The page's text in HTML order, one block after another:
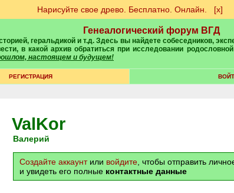
Нарисуйте свое древо. Бесплатно. Онлайн. [х]
Генеалогический форум ВГД
в какой архив обратиться при исследовании
настоящем и будущем!
РЕГИСТРАЦИЯ
ValKor
Валерий
Создайте аккаунтили войдите , чтобы отправить
и увидеть его полные контактные данные